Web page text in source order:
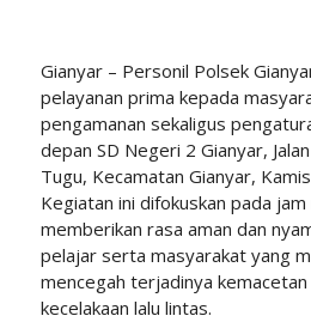
Gianyar – Personil Polsek
pelayanan prima kepada
pengamanan sekaligus
depan SD Negeri 2 Gianyar,
Tugu, Kecamatan Gianyar,
Kegiatan ini difokuskan pada
memberikan rasa aman dan
pelajar serta masyarakat yang
mencegah terjadinya
kecelakaan lalu lintas.